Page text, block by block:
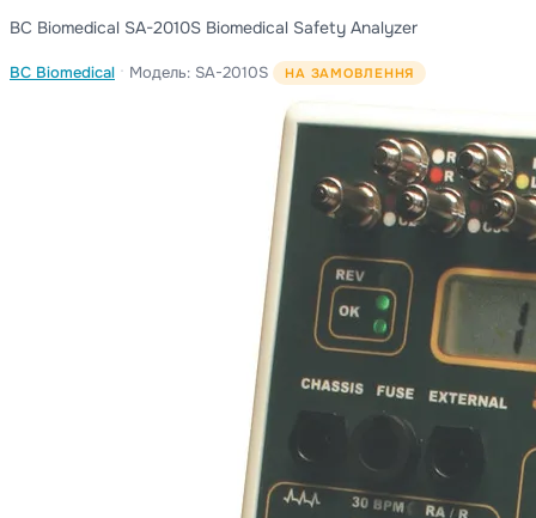
BC Biomedical SA-2010S Biomedical Safety Analyzer
BC Biomedical · Модель: SA-2010S НА ЗАМОВЛЕННЯ